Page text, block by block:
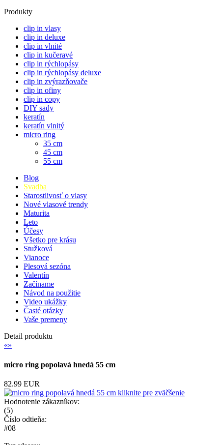
Produkty
clip in vlasy
clip in deluxe
clip in vlnité
clip in kučeravé
clip in rýchlopásy
clip in rýchlopásy deluxe
clip in zvýrazňovače
clip in ofiny
clip in copy
DIY sady
keratín
keratín vlnitý
micro ring
35 cm
45 cm
55 cm
Blog
Svadba
Starostlivosť o vlasy
Nové vlasové trendy
Maturita
Leto
Účesy
Všetko pre krásu
Stužková
Vianoce
Plesová sezóna
Valentín
Začíname
Návod na použitie
Video ukážky
Časté otázky
Vaše premeny
Detail produktu
«»
micro ring popolavá hnedá 55 cm
82.99 EUR
kliknite pre zväčšenie
Hodnotenie zákazníkov:
(5)
Číslo odtieňa:
#08